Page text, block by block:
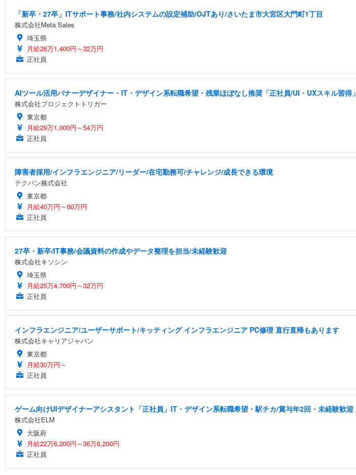
「新卒・27卒」ITサポート事務/社内システムの設定補助/OJTあり/さいたま市大宮区大門町1丁目
株式会社Meta Sales
埼玉県
月給26万1,400円～32万円
正社員
AIツール活用バナーデザイナー・IT・デザイン系転職希望・残業ほぼなし推奨「正社員/UI・UXスキル習得」
株式会社プロジェクトトリガー
東京都
月給29万1,000円～54万円
正社員
障害者採用/インフラエンジニア/リーダー/在宅勤務可/チャレンジ/成長できる環境
テクバン株式会社
東京都
月給40万円～60万円
正社員
27卒・新卒/IT事務/会議資料の作成やデータ整理を担当/未経験歓迎
株式会社キソシン
埼玉県
月給25万4,700円～32万円
正社員
インフラエンジニア/ユーザーサポート/キッティング インフラエンジニア PC修理 直行直帰もあります
株式会社キャリアジャパン
東京都
月給30万円～
正社員
ゲーム向けUIデザイナーアシスタント「正社員」IT・デザイン系転職希望・駅チカ/賞与年2回・未経験歓迎
株式会社ELM
大阪府
月給22万6,200円～36万6,200円
正社員